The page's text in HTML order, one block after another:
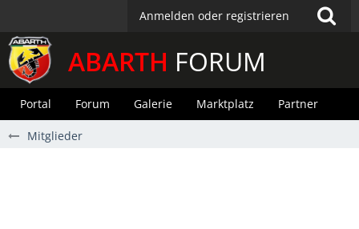
Anmelden oder registrieren
ABARTH FORUM
Portal Forum Galerie Marktplatz Partner
Mitglieder